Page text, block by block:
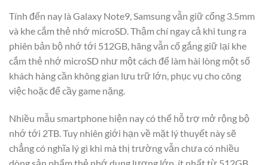
Tính đến nay là Galaxy Note9, Samsung vẫn giữ cổng 3.5mm
và khe cắm thẻ nhớ microSD. Thậm chí ngay cả khi tung ra
phiên bản bộ nhớ tới 512GB, hãng vẫn cố gắng giữ lại khe
cắm thẻ nhớ microSD như một cách để làm hài lòng một số
khách hàng cần không gian lưu trữ lớn, phục vụ cho công
việc hoặc để cầy game nặng.
Nhiều mẫu smartphone hiện nay có thể hỗ trợ mở rộng bộ
nhớ tới 2TB. Tuy nhiên giới hạn về mặt lý thuyết này sẽ
chẳng có nghĩa lý gì khi mà thị trường vẫn chưa có nhiều
dòng sản phẩm thẻ nhớ dung lượng lớn, ít nhất từ 512GB